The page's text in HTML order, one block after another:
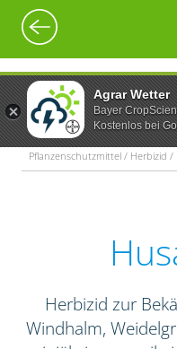
Agrar Wetter
Bayer
Kostenlos bei
Pflanzenschutzmittel / Herbizid /
Herbizid zur
Windhalm,